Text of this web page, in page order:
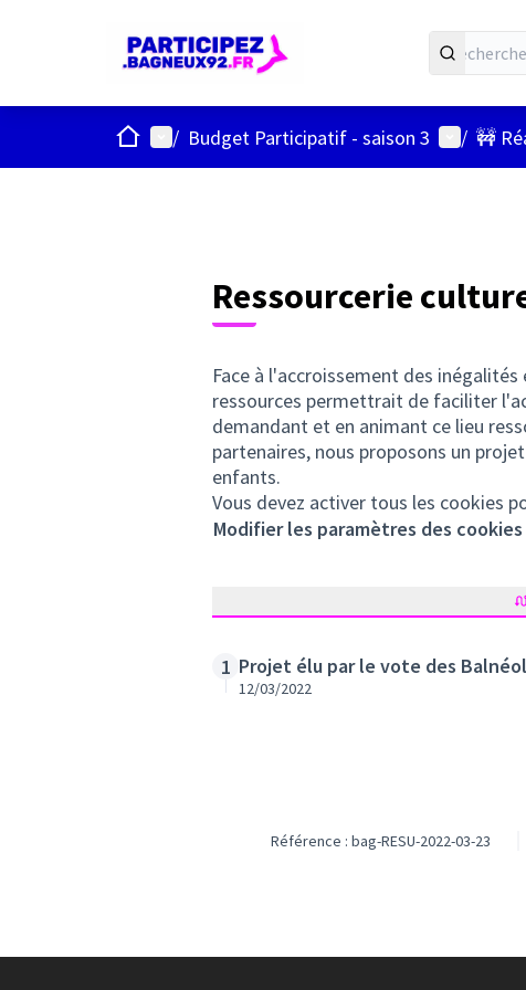
ACCUEILMenu principal
/ Budget Participatif - saison 3 Menu
/ 🚧
Ressourcerie
Face à l'accroissement des
ressources permettrait de faciliter
demandant et en animant ce lieu
partenaires, nous proposons un
enfants.
Vous devez activer tous les cookies
Modifier les paramètres des cookies
1 Projet élu par le vote des
12/03/2022
Référence : bag-RESU-2022-03-23